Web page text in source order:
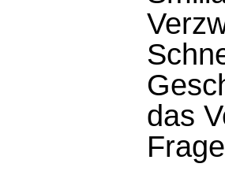
das